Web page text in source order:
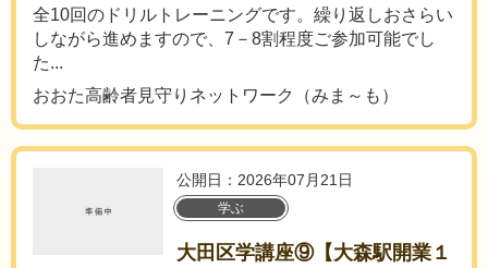
全10回のドリルトレーニングです。繰り返しおさらい
しながら進めますので、7－8割程度ご参加可能でし
た...
おおた高齢者見守りネットワーク（みま～も）
公開日：2026年07月21日
学ぶ
大田区学講座⑨【大森駅開業１